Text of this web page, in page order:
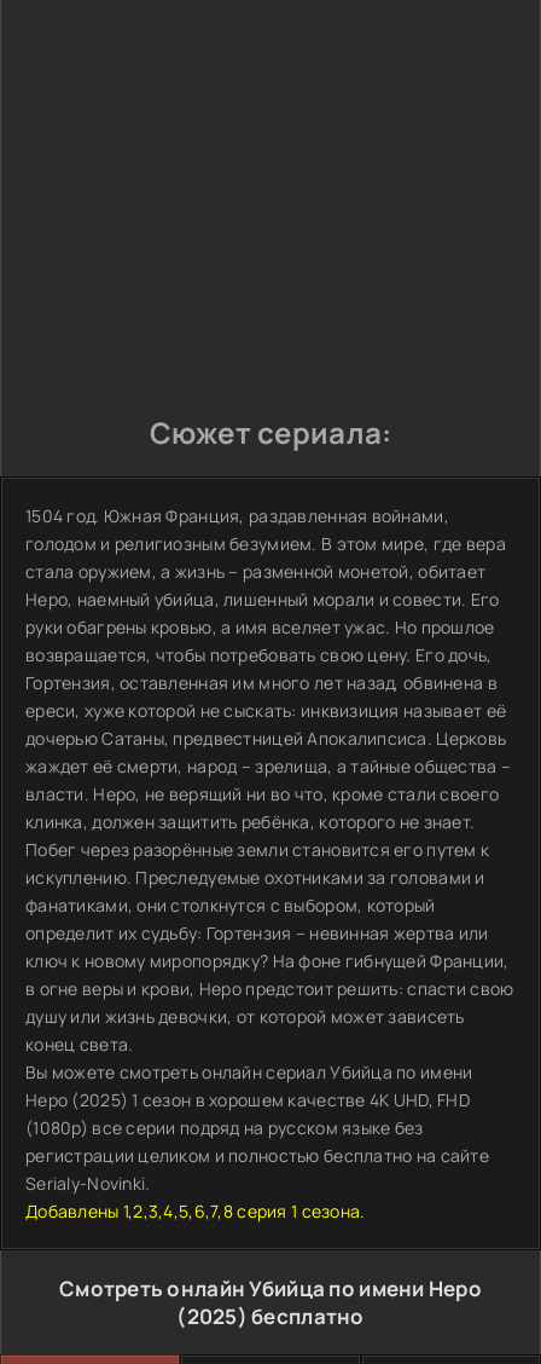
Сюжет сериала:
1504 год. Южная Франция, раздавленная войнами,
голодом и религиозным безумием. В этом мире, где вера
стала оружием, а жизнь – разменной монетой, обитает
Неро, наемный убийца, лишенный морали и совести. Его
руки обагрены кровью, а имя вселяет ужас. Но прошлое
возвращается, чтобы потребовать свою цену. Его дочь,
Гортензия, оставленная им много лет назад, обвинена в
ереси, хуже которой не сыскать: инквизиция называет её
дочерью Сатаны, предвестницей Апокалипсиса. Церковь
жаждет её смерти, народ – зрелища, а тайные общества –
власти. Неро, не верящий ни во что, кроме стали своего
клинка, должен защитить ребёнка, которого не знает.
Побег через разорённые земли становится его путем к
искуплению. Преследуемые охотниками за головами и
фанатиками, они столкнутся с выбором, который
определит их судьбу: Гортензия – невинная жертва или
ключ к новому миропорядку? На фоне гибнущей Франции,
в огне веры и крови, Неро предстоит решить: спасти свою
душу или жизнь девочки, от которой может зависеть
конец света.
Вы можете смотреть онлайн сериал Убийца по имени
Неро (2025) 1 сезон в хорошем качестве 4K UHD, FHD
(1080p) все серии подряд на русском языке без
регистрации целиком и полностью бесплатно на сайте
Serialy-Novinki.
Добавлены 1,2,3,4,5,6,7,8 серия 1 сезона.
Смотреть онлайн Убийца по имени Неро
(2025) бесплатно